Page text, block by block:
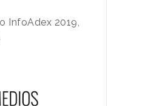
InfoAdex 2019,